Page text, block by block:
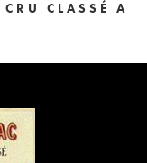
CLASSÉ A